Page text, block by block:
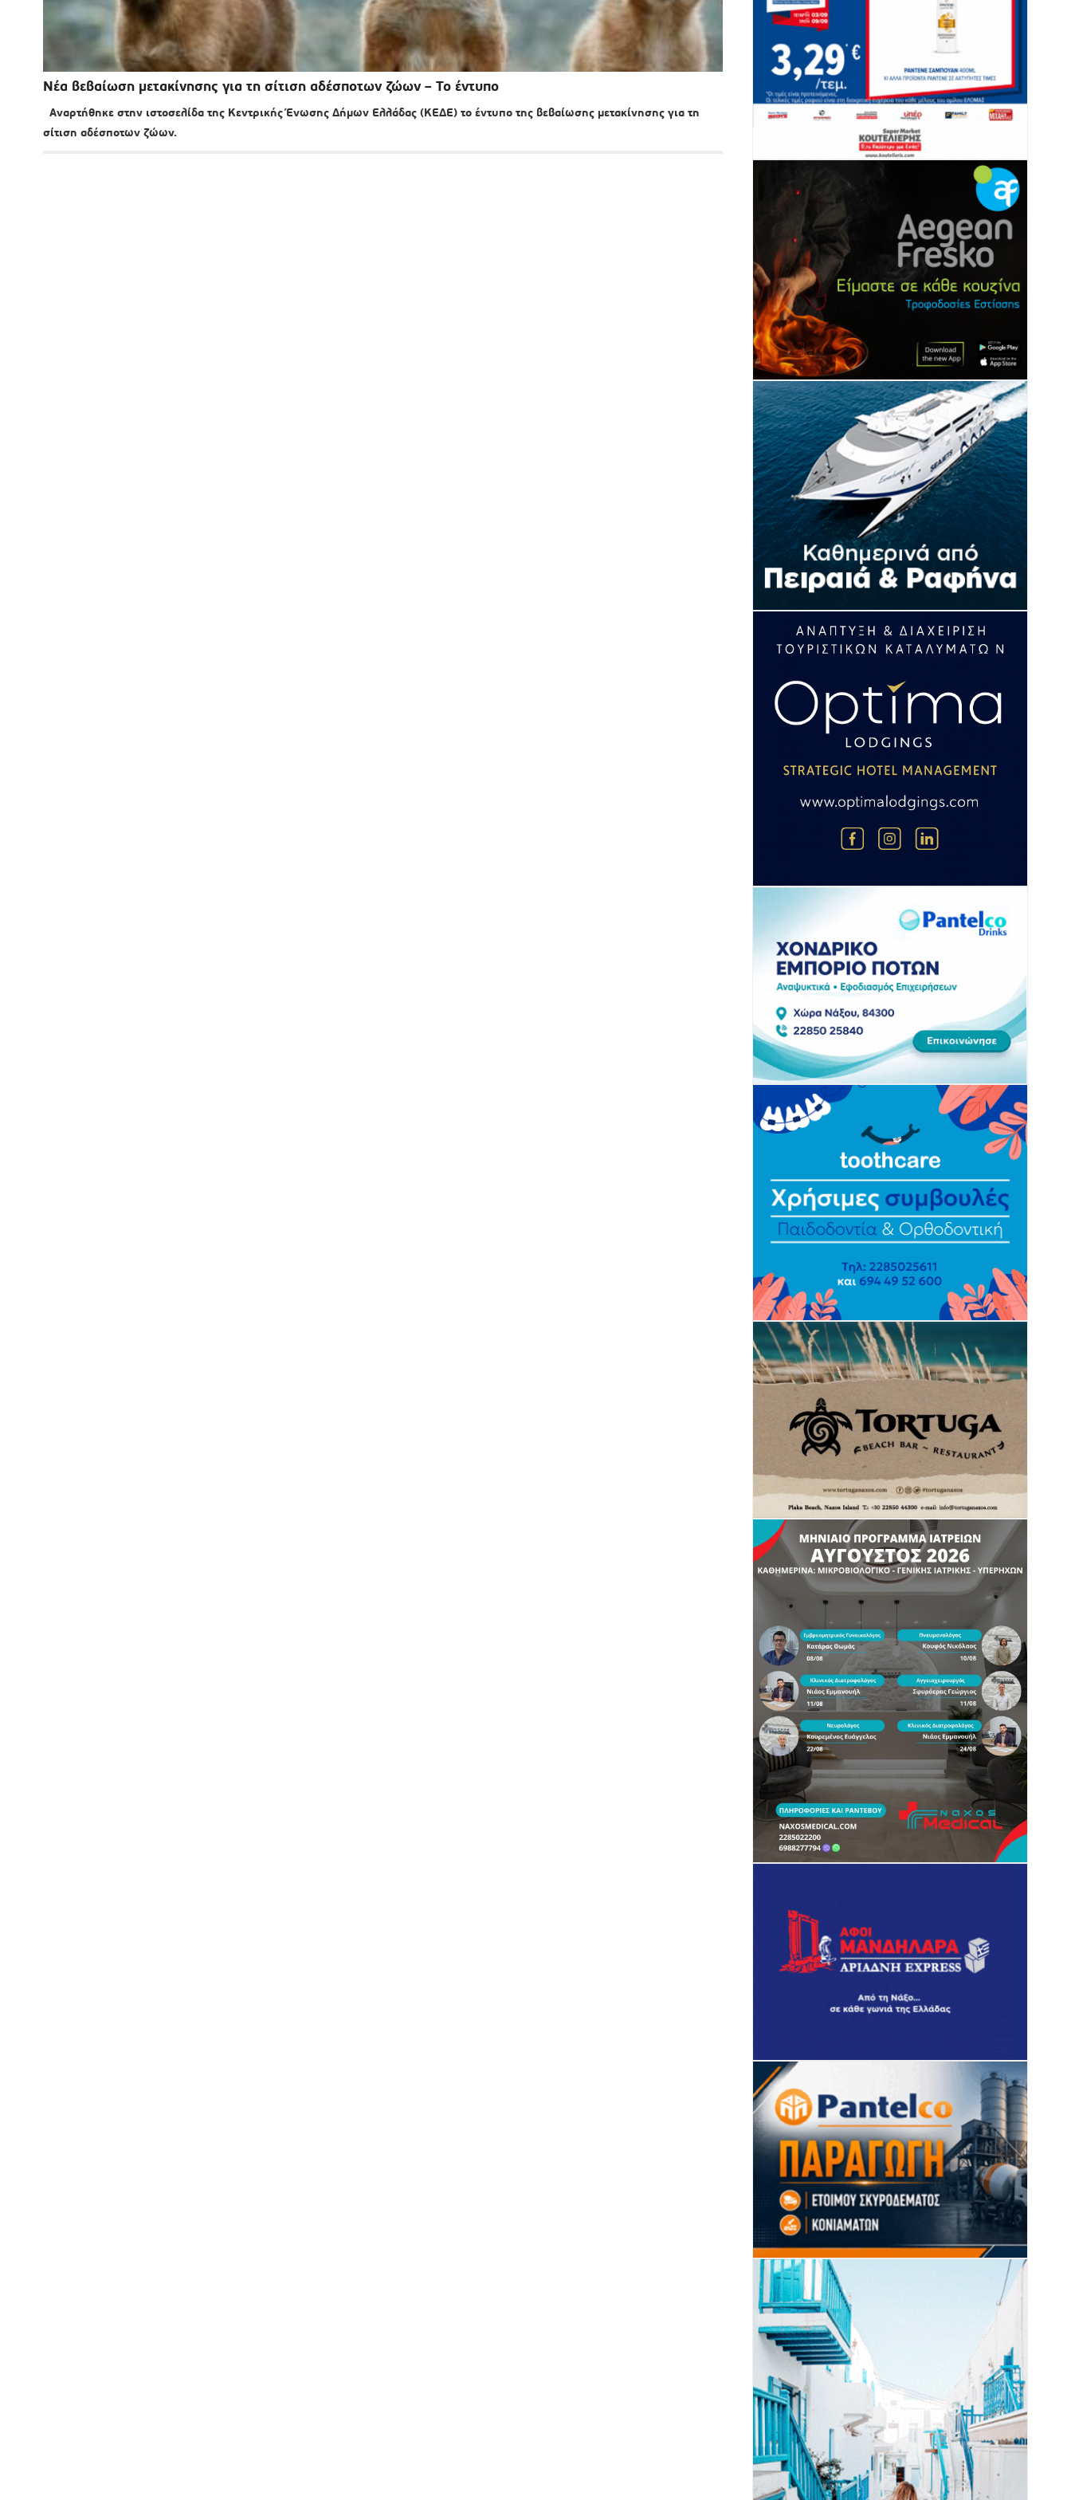
Νέα βεβαίωση μετακίνησης για τη σίτιση αδέσποτων ζώων – Το έντυπο
Αναρτήθηκε στην ιστοσελίδα της Κεντρικής Ένωσης Δήμων Ελλάδας (ΚΕΔΕ) το έντυπο της βεβαίωσης μετακίνησης για τη
σίτιση αδέσποτων ζώων.